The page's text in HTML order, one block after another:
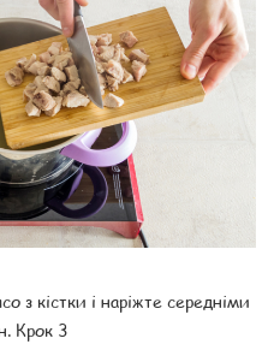
з кістки і наріжте середніми
Крок 3